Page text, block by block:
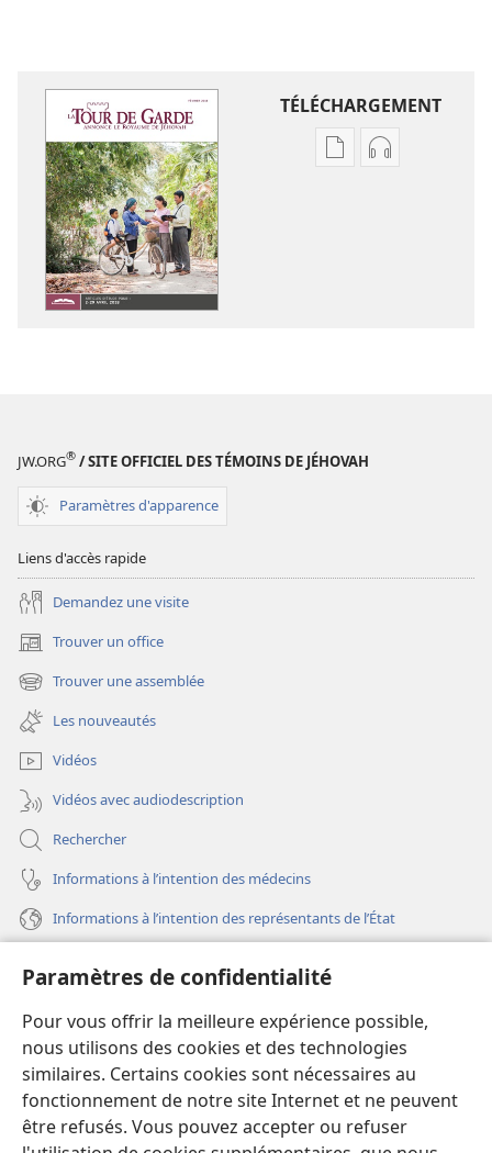
Paramètres de confidentialité
Pour vous offrir la meilleure expérience possible,
nous utilisons des cookies et des technologies
similaires. Certains cookies sont nécessaires au
fonctionnement de notre site Internet et ne peuvent
être refusés. Vous pouvez accepter ou refuser
TÉLÉCHARGEMENT
OptionsOptions
JW.ORG® / SITE OFFICIEL DES TÉMOINS DE JÉHOVAH
Paramètres d'apparence
Liens d'accès rapide
Demandez une visite
Trouver un office
(ouvre
une
nouvelle
fenêtre)
Trouver une assemblée
(ouvre
une
nouvelle
fenêtre)
Les nouveautés
Vidéos
Vidéos avec audiodescription
Rechercher
Informations à l’intention des médecins
Informations à l’intention des représentants de l’État
(ouvre
une
nouvelle
fenêtre)
Bibliothèque en ligne
(ouvre
une
nouvelle
fenêtre)
JW Hub®
(ouvre